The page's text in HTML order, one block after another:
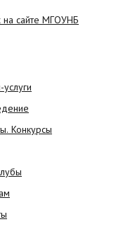
на сайте МГОУНБ
Конкурсы